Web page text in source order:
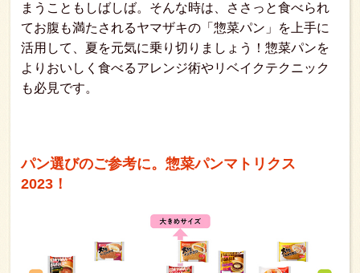
まうこともしばしば。そんな時は、ささっと食べられ
てお腹も満たされるヤマザキの「惣菜パン」を上手に
活用して、夏を元気に乗り切りましょう！惣菜パンを
よりおいしく食べるアレンジ術やリベイクテクニック
も必見です。
パン選びのご参考に。惣菜パンマトリクス
2023！